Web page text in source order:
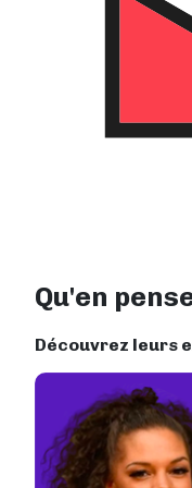
Délai
jours
Impression
Qu'en
Découvrez leurs